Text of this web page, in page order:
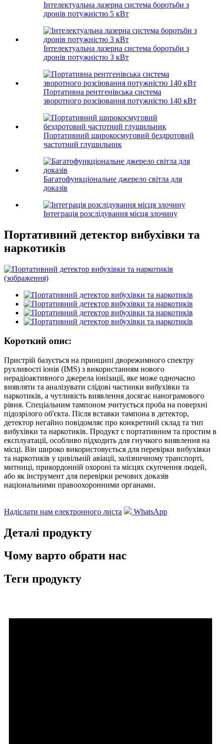
Інтелектуальна лазерна система боротьби з
дронів потужністю 5 кВт
Інтелектуальна лазерна система боротьби з
дронів потужністю 3 кВт
Портативна рентгенівська система
зворотного розсіювання потужністю 140 кВт
Портативний широкосмуговий бездротовий
частотний глушильник
Багатофункціональне джерело світла для
доказів
Інтеграція розслідування місця злочину
Портативний детектор вибухівки та
наркотиків
Короткий опис:
Пристрій базується на принципі дворежимного спектру
рухливості іонів (IMS) з використанням нового
нерадіоактивного джерела іонізації, яке може одночасно
виявляти та аналізувати слідові частинки вибухівки та
наркотиків, а чутливість виявлення досягає нанограмового
рівня. Спеціальним тампоном зчитується проба на поверхні
підозрілого об'єкта. Після вставки тампона в детектор,
детектор негайно повідомляє про конкретний склад та тип
вибухівки та наркотиків. Продукт є портативним та простим в
експлуатації, особливо підходить для гнучкого виявлення на
місці. Він широко використовується для перевірки вибухівки
та наркотиків у цивільній авіації, залізничному транспорті,
митниці, прикордонній охороні та місцях скупчення людей,
або як інструмент для перевірки речових доказів
національними правоохоронними органами.
Надіслати нам електронного листа WhatsApp
Деталі продукту
Чому варто обрати нас
Теги продукту